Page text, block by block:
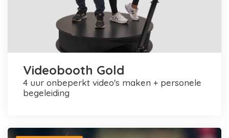
Videobooth Gold
4 uur onbeperkt video's maken + personele
begeleiding